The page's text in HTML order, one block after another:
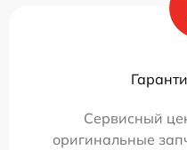
Сервисный
оригинальные